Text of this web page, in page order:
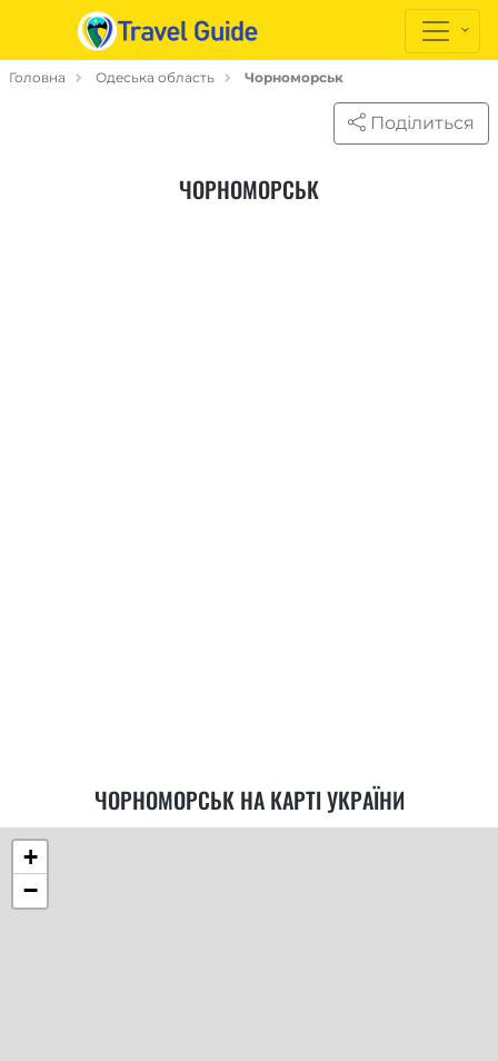
Головна Одеська область Чорноморськ
Поділиться
ЧОРНОМОРСЬК
ЧОРНОМОРСЬК НА КАРТІ УКРАЇНИ
+
−